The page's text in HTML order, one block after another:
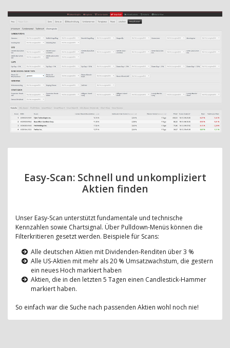
Easy-Scan: Schnell und unkompliziert
Aktien finden
Unser Easy-Scan unterstützt fundamentale und technische
Kennzahlen sowie Chartsignal. Über Pulldown-Menüs können die
Filterkritieren gesetzt werden. Beispiele für Scans:
Alle deutschen Aktien mit Dividenden-Renditen über 3 %
Alle US-Aktien mit mehr als 20 % Umsatzwachstum, die gestern
ein neues Hoch markiert haben
Aktien, die in den letzten 5 Tagen einen Candlestick-Hammer
markiert haben.
So einfach war die Suche nach passenden Aktien wohl noch nie!